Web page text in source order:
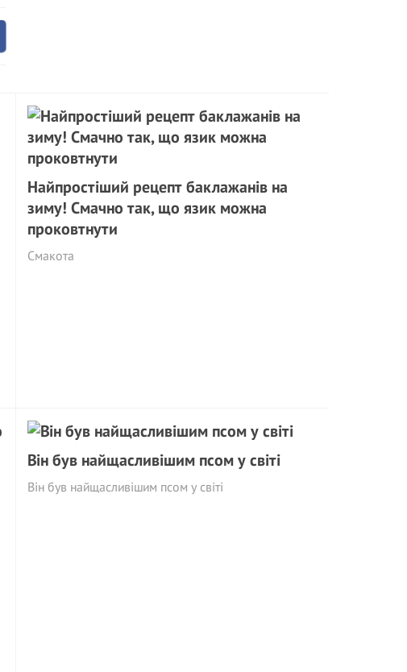
Найпростіший рецепт баклажанів на
зиму! Смачно так, що язик можна
проковтнути
Смакота
Він був найщасливішим псом у світі
Він був найщасливішим псом у світі